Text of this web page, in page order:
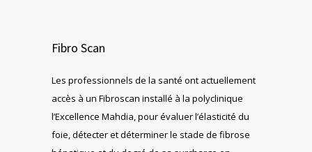
Fibro Scan
Les professionnels de la santé ont actuellement
accès à un Fibroscan installé à la polyclinique
l’Excellence Mahdia, pour évaluer l’élasticité du
foie, détecter et déterminer le stade de fibrose